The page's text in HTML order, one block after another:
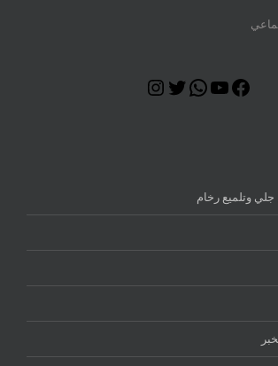
Facebook
YouTube
WhatsApp
Twitter
وتلميع رخام